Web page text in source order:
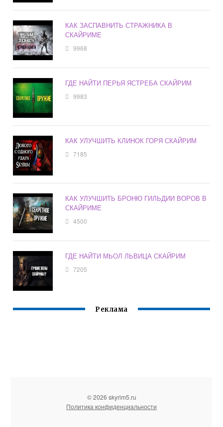
КАК ЗАСПАВНИТЬ СТРАЖНИКА В
СКАЙРИМЕ
9968
ГДЕ НАЙТИ ПЕРЬЯ ЯСТРЕБА СКАЙРИМ
9983
КАК УЛУЧШИТЬ КЛИНОК ГОРЯ СКАЙРИМ
7185
КАК УЛУЧШИТЬ БРОНЮ ГИЛЬДИИ ВОРОВ В
СКАЙРИМЕ
4500
ГДЕ НАЙТИ МЬОЛ ЛЬВИЦА СКАЙРИМ
7205
Реклама
© 2026 skyrim5.ru
Политика конфиденциальности